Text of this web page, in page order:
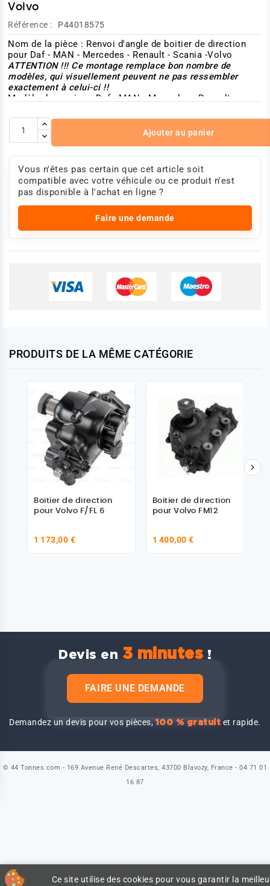
Volvo
Référence : P44018575
Nom de la pièce : Renvoi d'angle de boitier de direction
pour Daf - MAN - Mercedes - Renault - Scania -Volvo
ATTENTION !!! Ce montage remplace bon nombre de
modèles, qui visuellement peuvent ne pas ressembler
exactement à celui-ci !!
Modèle de camion : Daf - MAN - Mercedes - Renault -
Référence :
DAF 0856252 - 856252
MAN 82461026005
RENAULT 7408196553
SCANIA 478568
VOLVO 3035325 - 8196553 - 9518685
Photo non contractuelle
Ajouter au panier
Vous n'êtes pas certain que cet article soit
compatible avec votre véhicule ou ce produit n'est
pas disponible à l'achat en ligne ?
Faire une demande
PRODUITS DE LA MÊME CATÉGORIE
Boitier de direction
pour Volvo F/FL 6
1 173,00 €
Boitier de direction
pour Volvo FM12
1 400,00 €

Devis en 3 minutes !
FAIRE UNE DEMANDE
Demandez un devis pour vos pièces,100 % gratuit et rapide.
Ce site utilise des cookies pour vous garantir la
© 44 Tonnes.com - 169 Avenue René Descartes, 43700 Blavozy, France - 04 71 01
16 87